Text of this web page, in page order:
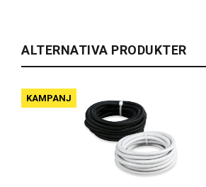
ALTERNATIVA PRODUKTER
KAMPANJ